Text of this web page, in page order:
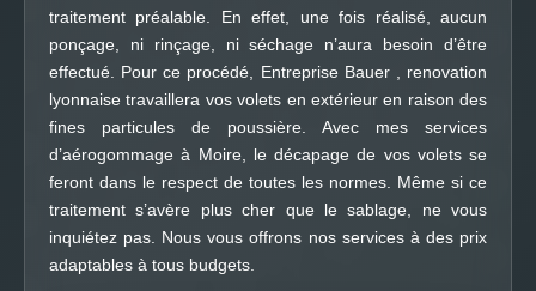
traitement préalable. En effet, une fois réalisé, aucun
ponçage, ni rinçage, ni séchage n’aura besoin d’être
effectué. Pour ce procédé, Entreprise Bauer , renovation
lyonnaise travaillera vos volets en extérieur en raison des
fines particules de poussière. Avec mes services
d’aérogommage à Moire, le décapage de vos volets se
feront dans le respect de toutes les normes. Même si ce
traitement s’avère plus cher que le sablage, ne vous
inquiétez pas. Nous vous offrons nos services à des prix
adaptables à tous budgets.